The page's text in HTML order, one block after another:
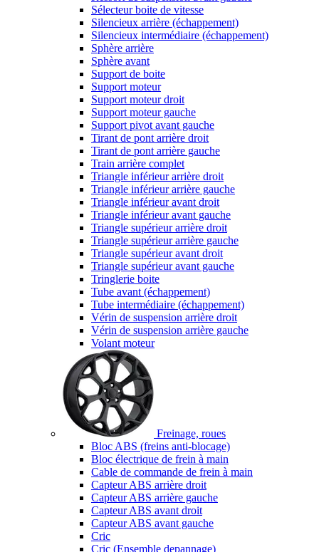
Sélecteur boite de vitesse
Silencieux arrière (échappement)
Silencieux intermédiaire (échappement)
Sphère arrière
Sphère avant
Support de boite
Support moteur
Support moteur droit
Support moteur gauche
Support pivot avant gauche
Tirant de pont arrière droit
Tirant de pont arrière gauche
Train arrière complet
Triangle inférieur arrière droit
Triangle inférieur arrière gauche
Triangle inférieur avant droit
Triangle inférieur avant gauche
Triangle supérieur arrière droit
Triangle supérieur arrière gauche
Triangle supérieur avant droit
Triangle supérieur avant gauche
Tringlerie boite
Tube avant (échappement)
Tube intermédiaire (échappement)
Vérin de suspension arrière droit
Vérin de suspension arrière gauche
Volant moteur
Freinage, roues
Bloc ABS (freins anti-blocage)
Bloc électrique de frein à main
Cable de commande de frein à main
Capteur ABS arrière droit
Capteur ABS arrière gauche
Capteur ABS avant droit
Capteur ABS avant gauche
Cric
Cric (Ensemble depannage)